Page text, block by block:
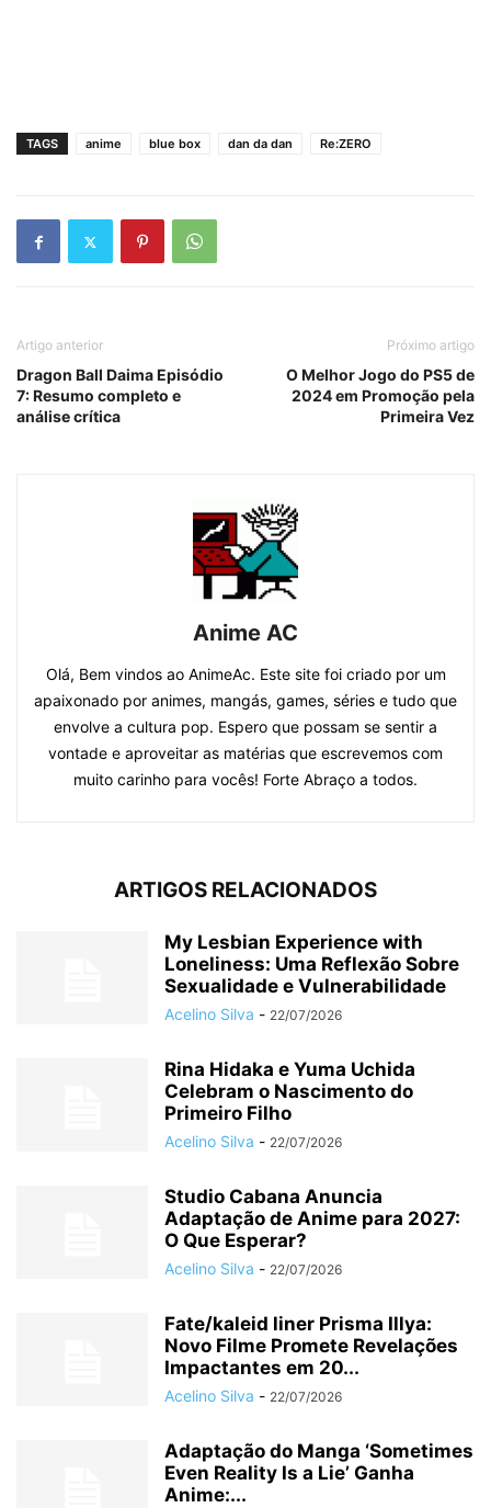
TAGS anime blue box dan da dan Re:ZERO
Artigo anterior
Dragon Ball Daima Episódio
7: Resumo completo e
análise crítica
Próximo artigo
O Melhor Jogo do PS5 de
2024 em Promoção pela
Primeira Vez
Anime AC
Olá, Bem vindos ao AnimeAc. Este site foi criado por um
apaixonado por animes, mangás, games, séries e tudo que
envolve a cultura pop. Espero que possam se sentir a
vontade e aproveitar as matérias que escrevemos com
muito carinho para vocês! Forte Abraço a todos.
ARTIGOS RELACIONADOS
My Lesbian Experience with
Loneliness: Uma Reflexão Sobre
Sexualidade e Vulnerabilidade
Acelino Silva - 22/07/2026
Rina Hidaka e Yuma Uchida
Celebram o Nascimento do
Primeiro Filho
Acelino Silva - 22/07/2026
Studio Cabana Anuncia
Adaptação de Anime para 2027:
O Que Esperar?
Acelino Silva - 22/07/2026
Fate/kaleid liner Prisma Illya:
Novo Filme Promete Revelações
Impactantes em 20...
Acelino Silva - 22/07/2026
Adaptação do Manga ‘Sometimes
Even Reality Is a Lie’ Ganha
Anime:...